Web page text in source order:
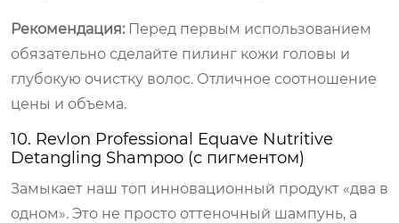
Рекомендация: Перед первым использованием
обязательно сделайте пилинг кожи головы и
глубокую очистку волос. Отличное соотношение
цены и объема.
10. Revlon Professional Equave Nutritive
Detangling Shampoo (с пигментом)
Замыкает наш топ инновационный продукт «два в
одном». Это не просто оттеночный шампунь, а